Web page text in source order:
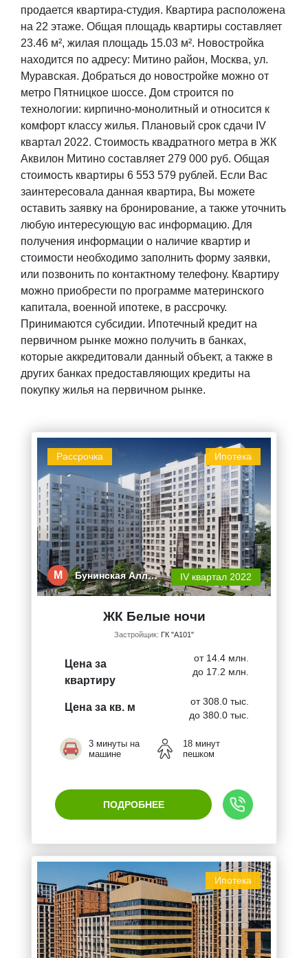
продается квартира-студия. Квартира расположена
на 22 этаже. Общая площадь квартиры составляет
23.46 м², жилая площадь 15.03 м². Новостройка
находится по адресу: Митино район, Москва, ул.
Муравская. Добраться до новостройке можно от
метро Пятницкое шоссе. Дом строится по
технологии: кирпично-монолитный и относится к
комфорт классу жилья. Плановый срок сдачи IV
квартал 2022. Стоимость квадратного метра в ЖК
Аквилон Митино составляет 279 000 руб. Общая
стоимость квартиры 6 553 579 рублей. Если Вас
заинтересовала данная квартира, Вы можете
оставить заявку на бронирование, а также уточнить
любую интересующую вас информацию. Для
получения информации о наличие квартир и
стоимости необходимо заполнить форму заявки,
или позвонить по контактному телефону. Квартиру
можно приобрести по программе материнского
капитала, военной ипотеке, в рассрочку.
Принимаются субсидии. Ипотечный кредит на
первичном рынке можно получить в банках,
которые аккредитовали данный объект, а также в
других банках предоставляющих кредиты на
покупку жилья на первичном рынке.
Ипотека
Рассрочка
М Бунинская Алл… IV квартал 2022
ЖК Белые ночи
Застройщик: ГК "А101"
Цена за
квартиру
от 14.4 млн.
до 17.2 млн.
Цена за кв. м
от 308.0 тыс.
до 380.0 тыс.
3 минуты на
машине
18 минут
пешком
ПОДРОБНЕЕ
Ипотека